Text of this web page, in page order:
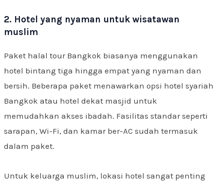
2. Hotel yang nyaman untuk wisatawan
muslim
Paket halal tour Bangkok biasanya menggunakan
hotel bintang tiga hingga empat yang nyaman dan
bersih. Beberapa paket menawarkan opsi hotel syariah
Bangkok atau hotel dekat masjid untuk
memudahkan akses ibadah. Fasilitas standar seperti
sarapan, Wi-Fi, dan kamar ber-AC sudah termasuk
dalam paket.
Untuk keluarga muslim, lokasi hotel sangat penting